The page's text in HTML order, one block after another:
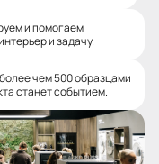
и помогаем
и задачу.
чем 500 образцами
станет событием.